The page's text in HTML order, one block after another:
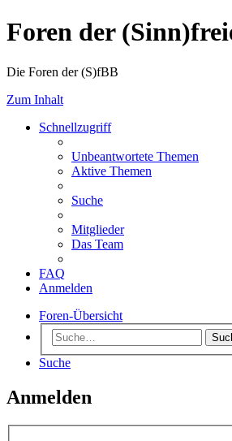
Foren der
Die Foren der (S)fBB
Zum Inhalt
Schnellzugriff
Unbeantwortete Themen
Aktive Themen
Suche
Mitglieder
Das Team
FAQ
Anmelden
Foren-Übersicht
Suche
Anmelden